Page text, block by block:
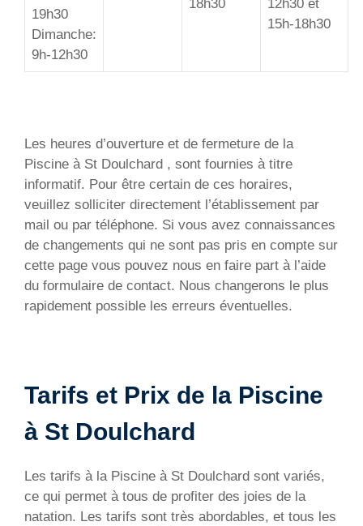
19h30
Dimanche:
9h-12h30
18h30
12h30 et
15h-18h30
Les heures d’ouverture et de fermeture de la
Piscine à St Doulchard , sont fournies à titre
informatif. Pour être certain de ces horaires,
veuillez solliciter directement l’établissement par
mail ou par téléphone. Si vous avez connaissances
de changements qui ne sont pas pris en compte sur
cette page vous pouvez nous en faire part à l’aide
du formulaire de contact. Nous changerons le plus
rapidement possible les erreurs éventuelles.
Tarifs et Prix de la Piscine
à St Doulchard
Les tarifs à la Piscine à St Doulchard sont variés,
ce qui permet à tous de profiter des joies de la
natation. Les tarifs sont très abordables, et tous les